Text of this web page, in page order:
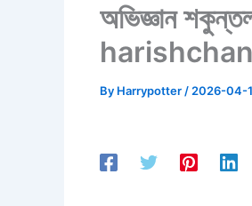
অভিজ্ঞান
By Harrypotter / 2026-04-